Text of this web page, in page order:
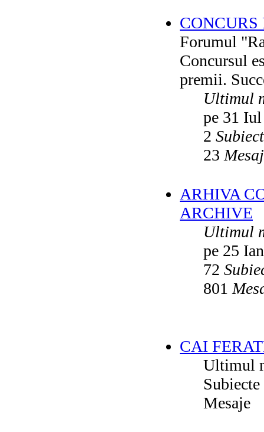
Forumul
Concursul
premii.
Ultimul
pe 31
2
23
ARHIVA
ARCHIVE
Ultimul
pe 25
72
801
CAI
Ultimul
Subiecte
Mesaje